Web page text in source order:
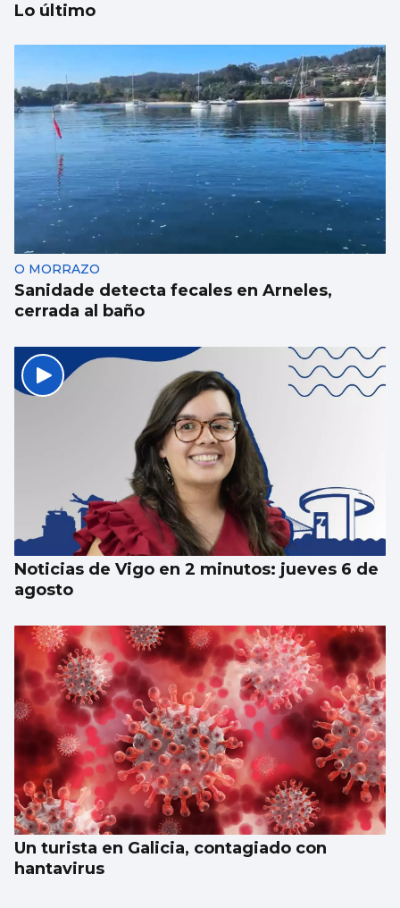
La conselleira do Mar visita el visor
submarino “Atlántida” de Bouzas
Lo último
O MORRAZO
Sanidade detecta fecales en Arneles,
cerrada al baño
Noticias de Vigo en 2 minutos: jueves 6 de
agosto
Un turista en Galicia, contagiado con
hantavirus